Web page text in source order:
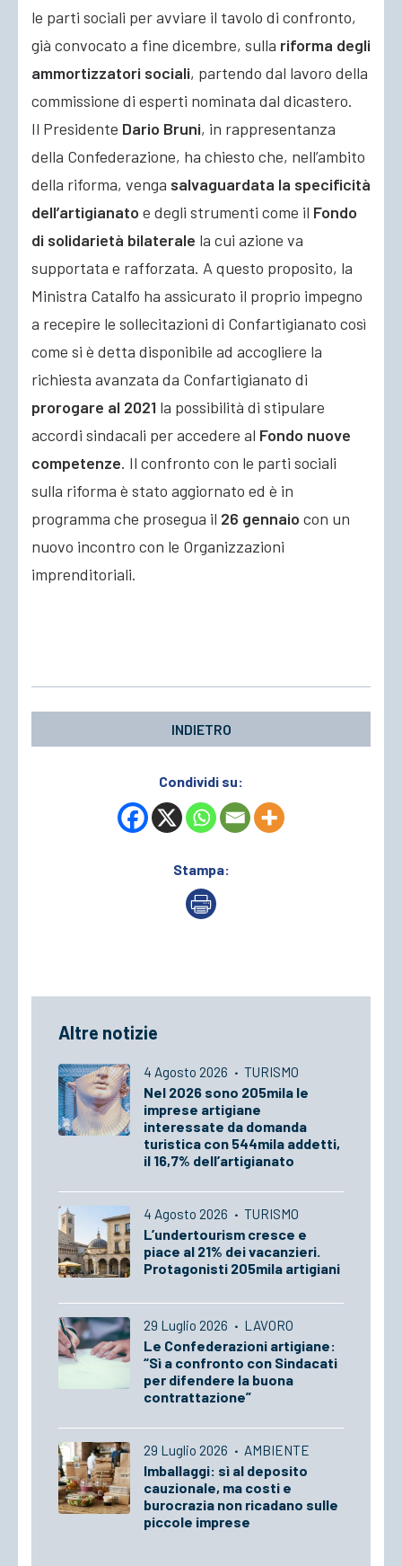
le parti sociali per avviare il tavolo di confronto,
già convocato a fine dicembre, sulla riforma degli
ammortizzatori sociali, partendo dal lavoro della
commissione di esperti nominata dal dicastero.
Il Presidente Dario Bruni, in rappresentanza
della Confederazione, ha chiesto che, nell’ambito
della riforma, venga salvaguardata la specificità
dell’artigianato e degli strumenti come il Fondo
di solidarietà bilaterale la cui azione va
supportata e rafforzata. A questo proposito, la
Ministra Catalfo ha assicurato il proprio impegno
a recepire le sollecitazioni di Confartigianato così
come si è detta disponibile ad accogliere la
richiesta avanzata da Confartigianato di
prorogare al 2021 la possibilità di stipulare
accordi sindacali per accedere al Fondo nuove
competenze. Il confronto con le parti sociali
sulla riforma è stato aggiornato ed è in
programma che prosegua il 26 gennaio con un
nuovo incontro con le Organizzazioni
imprenditoriali.
INDIETRO
Condividi su:
Stampa:
Altre notizie
4 Agosto 2026 · TURISMO
Nel 2026 sono 205mila le
imprese artigiane
interessate da domanda
turistica con 544mila addetti,
il 16,7% dell’artigianato
4 Agosto 2026 · TURISMO
L’undertourism cresce e
piace al 21% dei vacanzieri.
Protagonisti 205mila artigiani
29 Luglio 2026 · LAVORO
Le Confederazioni artigiane:
“Sì a confronto con Sindacati
per difendere la buona
contrattazione”
29 Luglio 2026 · AMBIENTE
Imballaggi: sì al deposito
cauzionale, ma costi e
burocrazia non ricadano sulle
piccole imprese